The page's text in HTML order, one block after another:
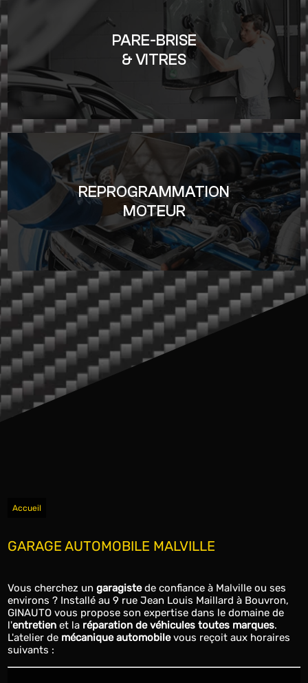
PARE-BRISE
& VITRES
REPROGRAMMATION
MOTEUR
Accueil
GARAGE AUTOMOBILE MALVILLE
Vous cherchez ungaragistede confiance à Malville ou ses
environs ? Installé au 9 rue Jean Louis Maillard à Bouvron,
GINAUTO vous propose son expertise dans le domaine de
l'entretien et la réparation de véhicules toutes marques.
L'atelier de mécanique automobilevous reçoit aux horaires
suivants :